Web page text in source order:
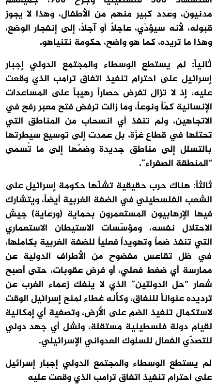
مدنيون، وعدد كبير منهم من الأطفال، وهذا لا يجوز
قبوله، لأنه سيؤدّي، عاجلاً أو آجلاً، إلى إنفجار الوضع،
وهذا ما تريده، كما هو واضح، حكومة نتنياهو.
ثانياً: لم يستطع الوسطاء والمجتمع الدولي إجبار
إسرائيل على احترام تنفيذ اتفاق ترامب الذي وقعت
عليه، إذ لا تزال تفرض حصاراً رهيباً على المساعدات
الإنسانية كمّاً ونوعاً، وما زالت ترفض فتح معبر رفح في
الاتجاهين، ولم تنفذ أي انسحاب من المناطق التي
تحتلها في قطاع غزّة، بل عمدت إلى توسيع سيطرتها
بالتسلل إلى مناطق جديدة وضمّها إلى ما تُسمى
“المنطقة الصفراء”.
ثالثاً: هناك حرب حقيقية تشنّها حكومة إسرائيل على
الشعب الفلسطيني في الضفة الغربية أيضاً، ويتشارك
فيها الإرهابيون المستعمرون بحماية (ورعاية) جيش
الاحتلال نفسه، ومؤسّسات الاستيطان الاستعماري
التي تنفذ ضماً وتهويداً فعلياً للضفة الغربية بكاملها،
في ظل تقاعس مفضوح من الأطراف الدولية عن
ممارسة أي ضغط فعلي، أو فرض عقوبات، حتى أصبح
شعار “حل الدولتين” الذي لا ينفك زعماء الغرب عن
ترديده عنواناً للنفاق، وكأنه غطاء لمنح إسرائيل الوقت
لاستكمال تنفيذ الضم على الأرض، وتصفية أي إمكانية
لقيام دولة فلسطينية مستقلة، ولشل أي جهد دولي
للتصدّي الفعال للسلوك العدواني الإسرائيلي.
لم يستطع الوسطاء والمجتمع الدولي إجبار إسرائيل
على احترام تنفيذ اتفاق ترامب الذي وقعت عليه